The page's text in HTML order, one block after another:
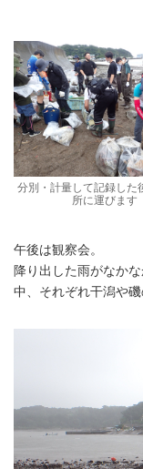
分別・計量して記録した
所に運びます
午後は観察会。
降り出した雨がなか
中、それぞれ干潟や